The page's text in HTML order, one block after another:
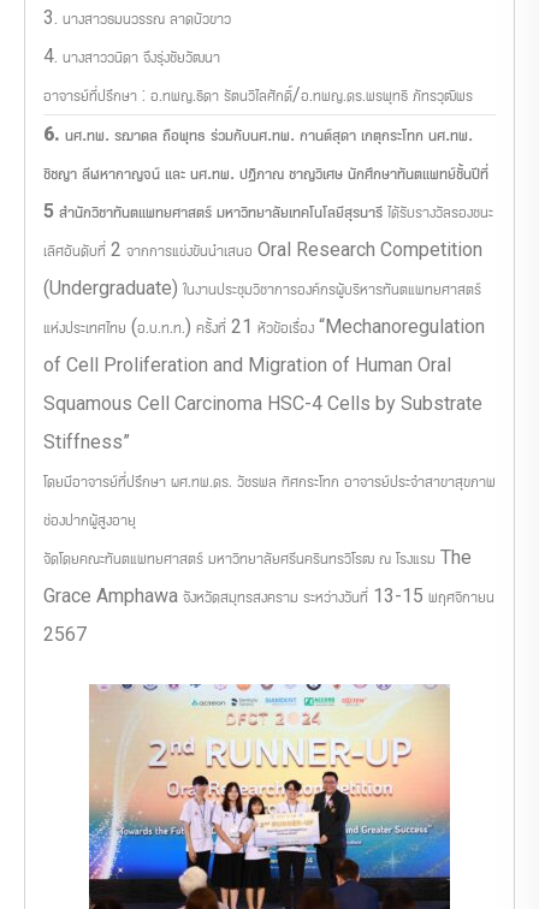
3. นางสาวธมนวรรณ ลาดบัวขาว
4. นางสาววนิดา จึงรุ่งชัยวัฒนา
อาจารย์ที่ปรึกษา : อ.ทพญ.ธิดา รัตนวิไลศักดิ์/อ.ทพญ.ดร.พรพุทธิ ภัทรวุฒิพร
6. นศ.ทพ. รฌาดล ถือพุทธ ร่วมกับนศ.ทพ. กานต์สุดา เกตุกระโทก นศ.ทพ.
ชิชญา ลีฬหากาญจน์ และ นศ.ทพ. ปฏิภาณ ชาญวิเศษ นักศึกษาทันตแพทย์ชั้นปีที่
5 สำนักวิชาทันตแพทยศาสตร์ มหาวิทยาลัยเทคโนโลยีสุรนารี ได้รับรางวัลรองชนะ
เลิศอันดับที่ 2 จากการแข่งขันนำเสนอ Oral Research Competition
(Undergraduate) ในงานประชุมวิชาการองค์กรผู้บริหารทันตแพทยศาสตร์
แห่งประเทศไทย (อ.บ.ท.ท.) ครั้งที่ 21 หัวข้อเรื่อง “Mechanoregulation
of Cell Proliferation and Migration of Human Oral
Squamous Cell Carcinoma HSC-4 Cells by Substrate
Stiffness”
โดยมีอาจารย์ที่ปรึกษา ผศ.ทพ.ดร. วัชรพล ทิศกระโทก อาจารย์ประจำสาขาสุขภาพ
ช่องปากผู้สูงอายุ
จัดโดยคณะทันตแพทยศาสตร์ มหาวิทยาลัยศรีนครินทรวิโรฒ ณ โรงแรม The
Grace Amphawa จังหวัดสมุทรสงคราม ระหว่างวันที่ 13-15 พฤศจิกายน
2567